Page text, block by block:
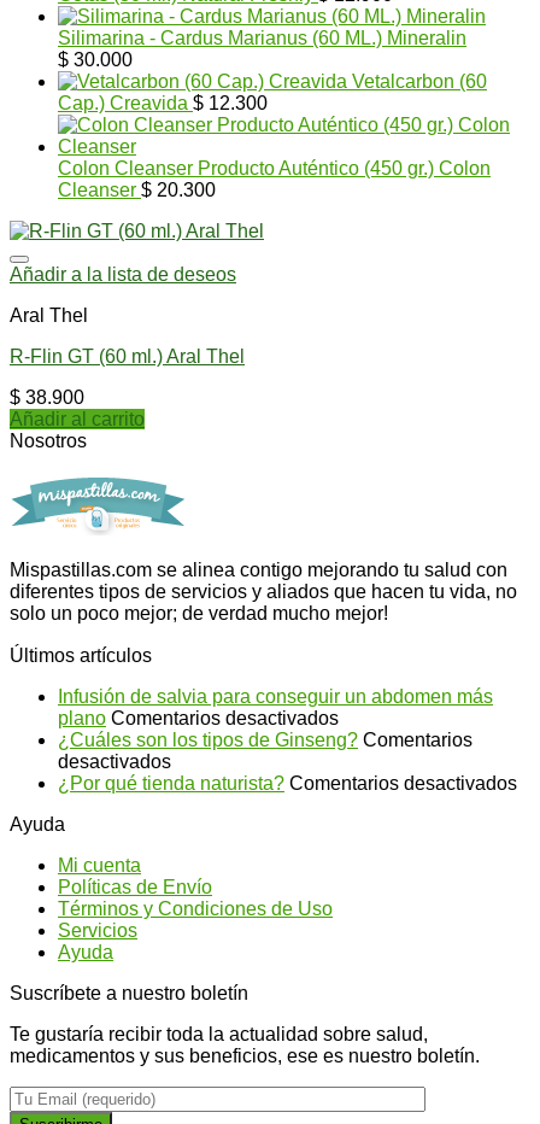
Silimarina - Cardus Marianus (60 ML.) Mineralin
$ 30.000
Vetalcarbon (60
Cap.) Creavida $ 12.300
Colon Cleanser Producto Auténtico (450 gr.) Colon
Cleanser $ 20.300
Añadir a la lista de deseos
Aral Thel
R-Flin GT (60 ml.) Aral Thel
$ 38.900
Añadir al carrito
Nosotros
Mispastillas.com se alinea contigo mejorando tu salud con
diferentes tipos de servicios y aliados que hacen tu vida, no
solo un poco mejor; de verdad mucho mejor!
Últimos artículos
Infusión de salvia para conseguir un abdomen más
plano Comentarios desactivadosen
Infusión
salvia
¿Cuáles son los tipos de Ginseng? Comentarios
desactivadosen
¿Cuáles
Ginseng?
¿Por qué tienda naturista? Comentarios desactivadosen
Ayuda
Mi cuenta
Políticas de Envío
Términos y Condiciones de Uso
Servicios
Ayuda
Suscríbete a nuestro boletín
Te gustaría recibir toda la actualidad sobre salud,
medicamentos y sus beneficios, ese es nuestro boletín.